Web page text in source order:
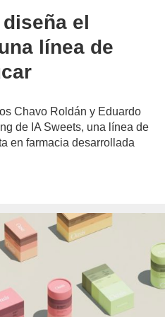
el
línea de
Chavo Roldán y Eduardo
de IA Sweets, una línea de
en farmacia desarrollada
author/redaccion/